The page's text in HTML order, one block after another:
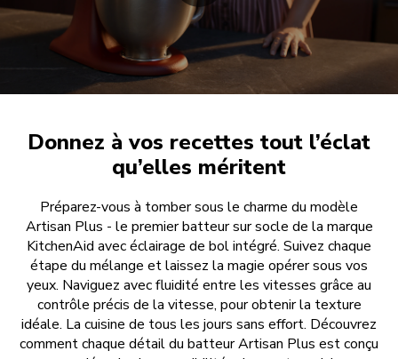
Donnez à vos recettes tout l’éclat
qu’elles méritent
Préparez-vous à tomber sous le charme du modèle
Artisan Plus - le premier batteur sur socle de la marque
KitchenAid avec éclairage de bol intégré. Suivez chaque
étape du mélange et laissez la magie opérer sous vos
yeux. Naviguez avec fluidité entre les vitesses grâce au
contrôle précis de la vitesse, pour obtenir la texture
idéale. La cuisine de tous les jours sans effort. Découvrez
comment chaque détail du batteur Artisan Plus est conçu